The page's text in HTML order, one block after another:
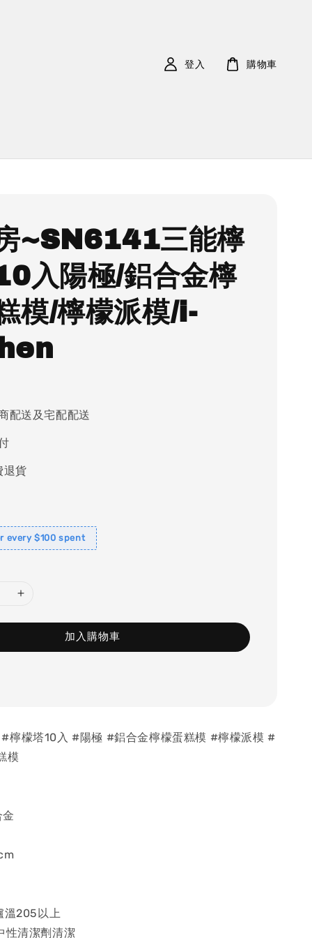
登入 購物車
~SN6141三能檸
入陽極/鋁合金檸
模/檸檬派模/i-
配送及宅配配送
退貨
every $100 spent
加入購物車
檸檬塔10入 #陽極 #鋁合金檸檬蛋糕模 #檸檬派模 #
模
溫205以上
性清潔劑清潔